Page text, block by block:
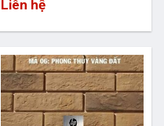
Liên hệ